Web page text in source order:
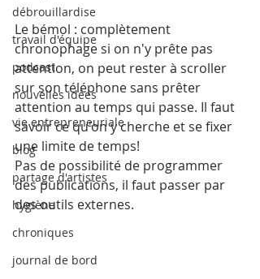
débrouillardise
travail d'équipe
podcast
nouvelles idées
vie entrepreneuriale
blog
partage d'artistes
hygiène
chroniques
journal de bord
Le bémol : complètement
chronophage si on n'y prête pas
attention, on peut rester à scroller
sur son téléphone sans prêter
attention au temps qui passe. Il faut
savoir ce qu'on y cherche et se fixer
une limite de temps!
Pas de possibilité de programmer
des publications, il faut passer par
des outils externes.